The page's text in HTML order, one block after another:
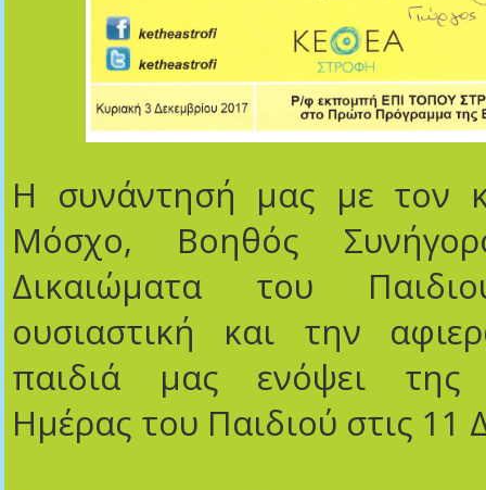
Η συνάντησή μας με τον
Μόσχο, Βοηθός
Δικαιώματα του
ουσιαστική και την
παιδιά μας ενόψει της
Ημέρας του Παιδιού στις 11